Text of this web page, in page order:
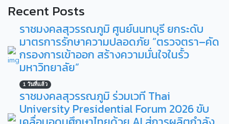
Recent Posts
ราชมงคลสุวรรณภูมิ ศูนย์นนทบุรี ยกระดับ
มาตรการรักษาความปลอดภัย “ตรวจตรา–คัด
กรองการเข้าออก สร้างความมั่นใจในรั้ว
มหาวิทยาลัย”
1 วันที่แล้ว
ราชมงคลสุวรรณภูมิ ร่วมเวที Thai
University Presidential Forum 2026 ขับ